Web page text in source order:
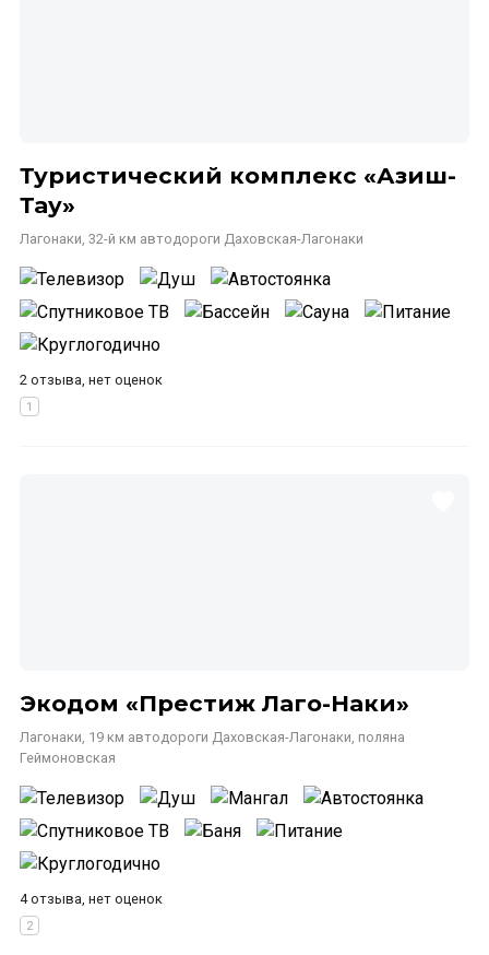
Туристический комплекс «Азиш-
Тау»
Лагонаки, 32-й км автодороги Даховская-Лагонаки
2 отзыва, нет оценок
Экодом «Престиж Лаго-Наки»
Лагонаки, 19 км автодороги Даховская-Лагонаки, поляна
Геймоновская
4 отзыва, нет оценок